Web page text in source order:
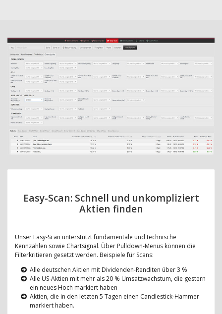
Easy-Scan: Schnell und unkompliziert
Aktien finden
Unser Easy-Scan unterstützt fundamentale und technische
Kennzahlen sowie Chartsignal. Über Pulldown-Menüs können die
Filterkritieren gesetzt werden. Beispiele für Scans:
Alle deutschen Aktien mit Dividenden-Renditen über 3 %
Alle US-Aktien mit mehr als 20 % Umsatzwachstum, die gestern
ein neues Hoch markiert haben
Aktien, die in den letzten 5 Tagen einen Candlestick-Hammer
markiert haben.